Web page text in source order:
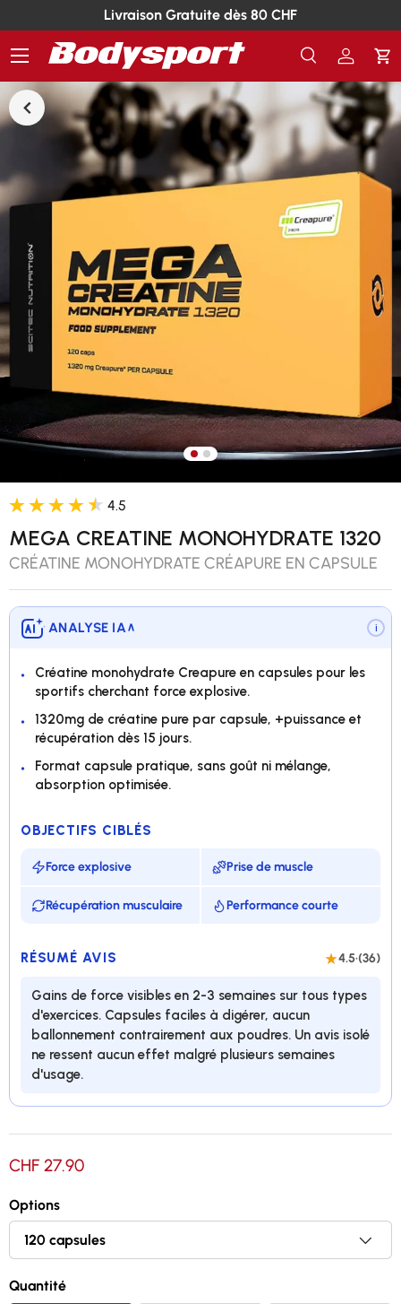
Livraison Gratuite dès 80 CHF
Recherche
Rechercher
Recherche
Se
Menu
Charger l’image 1 dans la
Charger l’image 2 dans la
4.5
MEGA CREATINE MONOHYDRATE 1320
CRÉATINE MONOHYDRATE CRÉAPURE EN CAPSULE
ANALYSE IA ∨ i
Créatine monohydrate Creapure en capsules pour les
sportifs cherchant force explosive.
1320mg de créatine pure par capsule, +puissance et
récupération dès 15 jours.
Format capsule pratique, sans goût ni mélange,
absorption optimisée.
OBJECTIFS CIBLÉS
Force explosive Prise de muscle
Récupération musculaire Performance courte
RÉSUMÉ AVIS 4.5·(36)
Gains de force visibles en 2-3 semaines sur tous types
d'exercices. Capsules faciles à digérer, aucun
ballonnement contrairement aux poudres. Un avis isolé
ne ressent aucun effet malgré plusieurs semaines
d'usage.
L'une des forme de créatine la plus assimilable
Améliore les capacités physiques de courte durée
Absorption supérieur à la créatine ordinaire
1320mg de créatine creapure par capsule
CHF 27.90
Options
Quantité